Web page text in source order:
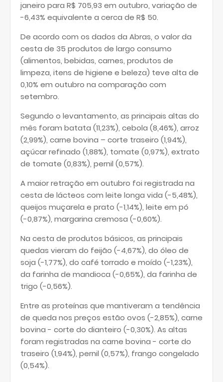
janeiro para R$ 705,93 em outubro, variação de
-6,43% equivalente a cerca de R$ 50.
De acordo com os dados da Abras, o valor da
cesta de 35 produtos de largo consumo
(alimentos, bebidas, carnes, produtos de
limpeza, itens de higiene e beleza) teve alta de
0,10% em outubro na comparação com
setembro.
Segundo o levantamento, as principais altas do
mês foram batata (11,23%), cebola (8,46%), arroz
(2,99%), carne bovina – corte traseiro (1,94%),
açúcar refinado (1,88%), tomate (0,97%), extrato
de tomate (0,83%), pernil (0,57%).
A maior retração em outubro foi registrada na
cesta de lácteos com leite longa vida (-5,48%),
queijos muçarela e prato (-1,14%), leite em pó
(-0,87%), margarina cremosa (-0,60%).
Na cesta de produtos básicos, as principais
quedas vieram do feijão (-4,67%), do óleo de
soja (-1,77%), do café torrado e moído (-1,23%),
da farinha de mandioca (-0,65%), da farinha de
trigo (-0,56%).
Entre as proteínas que mantiveram a tendência
de queda nos preços estão ovos (-2,85%), carne
bovina - corte do dianteiro (-0,30%). As altas
foram registradas na carne bovina - corte do
traseiro (1,94%), pernil (0,57%), frango congelado
(0,54%).